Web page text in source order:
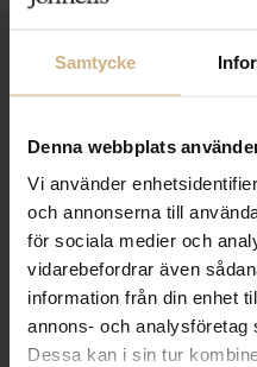
Samtycke
Denna webbplats
Vi använder
och annonserna till
för sociala medier och
vidarebefordrar även
information från din enhet
annons- och analysföretag
Dessa kan i sin tur
1-3
SAMLA
Håll dig
PRENUMERERA
Kvinna Man